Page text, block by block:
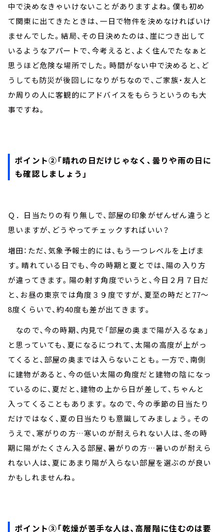
中で決めなきゃいけないことがありますよね。僕も初め
て関東に出てきたときは、一日で物件を決めなければいけ
ませんでした。結局、その日決めたのは、崖につき出して
いるようなアパートで、今考えると、よく住んでたなぁと
思うほど危険な場所でした。時間がない中で決めると、ど
うしても防災が後回しになりがちなので、ご家族・友人と
か周りの人に客観的にアドバイスをもらうというのも大
事ですね。
ポイント②「晴れの日だけじゃなく、曇りや雨の日に
も確認しましょう」
Ｑ．日当たりの有り無しで、部屋の印象がぜんぜん違うと
思いますが、どうやってチェックすればいい？
増田：ただ、気象予報士的には、もう一つレベルを上げま
す。晴れている日でも、今の時期と夏とでは、陽の入り方
が違ってきます。陽の射す角度でいうと、今日２月７日だ
と、お昼の東京では角度３９度ですが、夏至の時だと77～
8度くらいで、約40度も差が出てきます。
なので、今の時期、内見で「部屋の奥まで陽が入るなぁ」
と思っていても、夏になるにつれて、太陽の高度が上がっ
てくると、部屋の奥までは入らないことも。一方で、南側
に建物があると、今の低い太陽の角度だと建物の陰になっ
ているのに、夏だと、建物の上から日が差して、ちゃんと
入ってくることもあります。なので、今の季節の日当たり
だけではなく、夏の日当たりも意識してみましょう。その
うえで、寒がりの方…寒いのが耐えられない人は、冬の時
期に陽がたくさん入る部屋、暑がりの方…暑いのが耐えら
れない人は、夏にあまり陽が入らない部屋を選ぶのが良い
かもしれませんね。
ポイント③「乾燥が苦手な人は、高層階に住むのは要